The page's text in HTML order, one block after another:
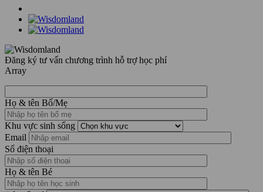
Đăng ký tư vấn chương trình hỗ trợ học phí
Array
Họ & tên Bố/Mẹ
Khu vực sinh sống
Email
Số điện thoại
Họ & tên Bé